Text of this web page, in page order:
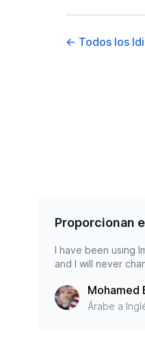
← Todos los
Proporcionan
I have been using
and I will never
Mohamed
Árabe a